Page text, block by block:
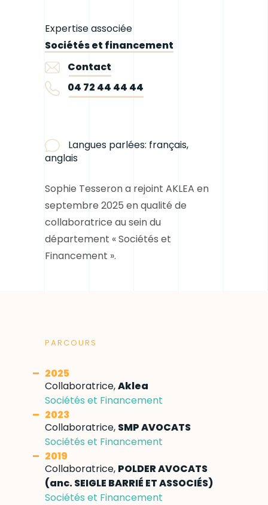
Expertise associée
Sociétés et financement
Contact
04 72 44 44 44
Langues parlées: français,
anglais
Sophie Tesseron a rejoint AKLEA en
septembre 2025 en qualité de
collaboratrice au sein du
département « Sociétés et
Financement ».
PARCOURS
2025
Collaboratrice,Aklea
Sociétés et Financement
2023
Collaboratrice, SMP AVOCATS
Sociétés et Financement
2019
Collaboratrice, POLDER AVOCATS
(anc. SEIGLE BARRIÉ ET ASSOCIÉS)
Sociétés et Financement